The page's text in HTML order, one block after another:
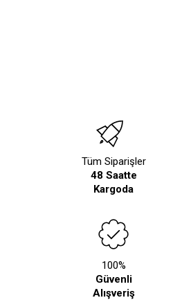
Tüm Siparişler
48 Saatte
Kargoda
100%
Güvenli
Alışveriş